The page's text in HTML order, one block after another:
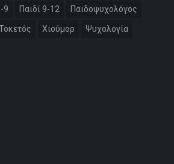
9 Παιδί 9-12 Παιδοψυχολόγος
Χιούμορ Ψυχολογία